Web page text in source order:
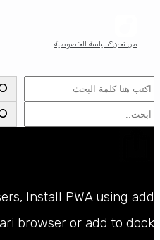
من نحن؟سياسة الخصوصية
البحث
البحث
Install PWA using add
browser or add to dock